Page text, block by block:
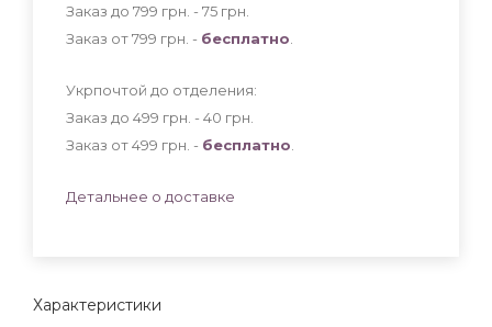
Характеристики
Заказ до 799 грн. - 75 грн
Заказ от 799 грн. - бесплатно
Укрпочтой до отделения:
Заказ до 499 грн. - 40 грн
Заказ от 499 грн. - бесплатно
Детальнее о доставке